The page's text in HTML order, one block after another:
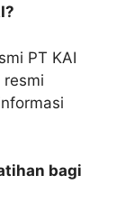
PT KAI
bagi